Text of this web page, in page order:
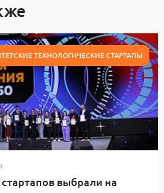
ТЕХНОЛОГИЧЕСКИЕ СТАРТАПЫ
выбрали на